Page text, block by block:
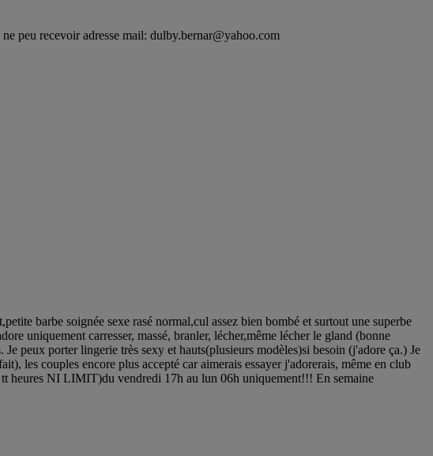
peu recevoir adresse mail: dulby.bernar@yahoo.com
barbe soignée sexe rasé normal,cul assez bien bombé et surtout une superbe
uniquement carresser, massé, branler, lécher,même lécher le gland (bonne
peux porter lingerie très sexy et hauts(plusieurs modèles)si besoin (j'adore ça.) Je
les couples encore plus accepté car aimerais essayer j'adorerais, même en club
heures NI LIMIT)du vendredi 17h au lun 06h uniquement!!! En semaine